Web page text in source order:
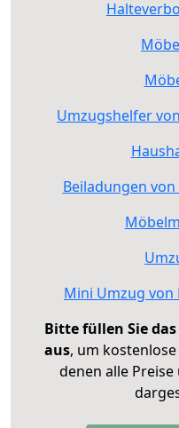
Umzugshelfer
Beiladungen
Mini Umzug
Bitte füllen Sie
aus, um
denen alle